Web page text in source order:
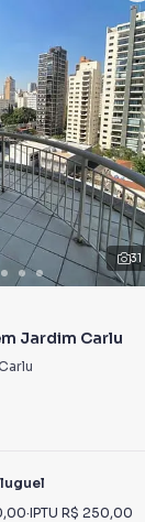
31
Jardim Carlu
·IPTU R$ 250,00